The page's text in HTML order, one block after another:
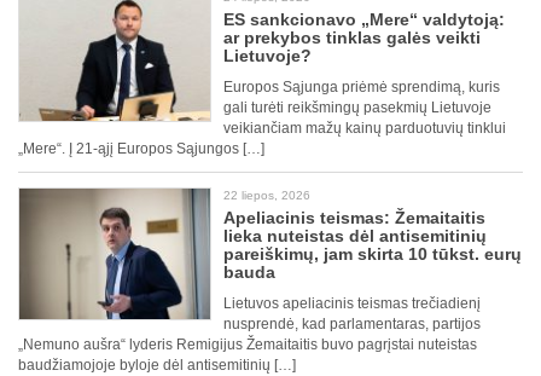
ES sankcionavo „Mere“ valdytoją:
ar prekybos tinklas galės veikti
Lietuvoje?
Europos Sąjunga priėmė sprendimą, kuris
gali turėti reikšmingų pasekmių Lietuvoje
veikiančiam mažų kainų parduotuvių tinklui
„Mere“. Į 21-ąjį Europos Sąjungos […]
22 liepos, 2026
Apeliacinis teismas: Žemaitaitis
lieka nuteistas dėl antisemitinių
pareiškimų, jam skirta 10 tūkst. eurų
bauda
Lietuvos apeliacinis teismas trečiadienį
nusprendė, kad parlamentaras, partijos
„Nemuno aušra“ lyderis Remigijus Žemaitaitis buvo pagrįstai nuteistas
baudžiamojoje byloje dėl antisemitinių […]